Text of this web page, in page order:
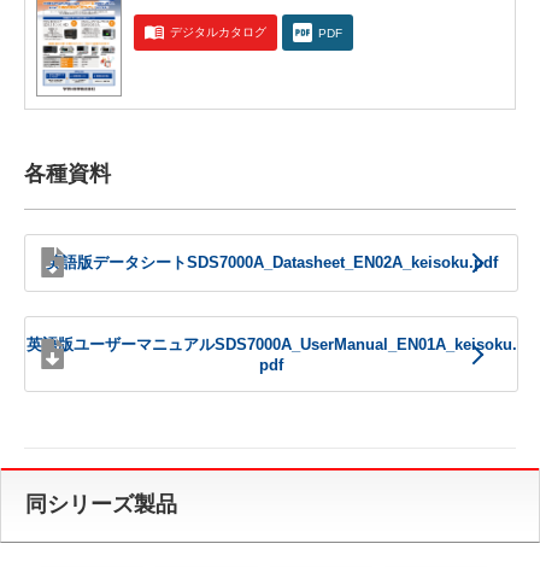
デジタルカタログ PDF
各種資料
英語版データシートSDS7000A_Datasheet_EN02A_keisoku.pdf
英語版ユーザーマニュアルSDS7000A_UserManual_EN01A_keisoku.
pdf
同シリーズ製品